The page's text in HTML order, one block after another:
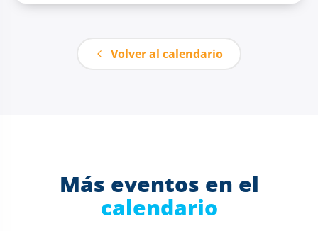
Volver al calendario
Más eventos en el
calendario